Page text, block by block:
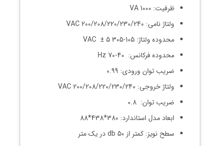
ظرفیت: 1000 VA
ولتاژ نامی: 200/208/220/230/240 VAC
محدوده ولتاژ: 105-305 VAC ± 5
محدوده فرکانس: 40-70 Hz
ضریب توان ورودی: 0.99
ولتاژ خروجی: 200/208/220/230/240 VAC
ضریب توان: 0.8
ابعاد مدل استاندارد: 380*438*88
سطح نویز: کمتر از 50 db در یک متر